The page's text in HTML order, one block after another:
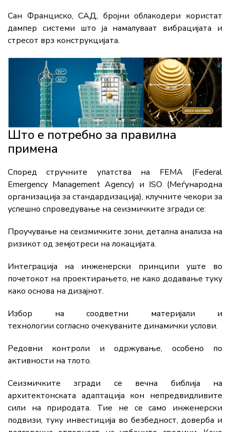
Сан Франциско, САД, бројни облакодери користат
дампер системи што ја намалуваат вибрацијата и
стресот врз конструкцијата.
Што е потребно за правилна
примена
Според стручните упатства на FEMA (Federal
Emergency Management Agency) и ISO (Меѓународна
организација за стандардизација), клучните чекори за
успешно спроведување на сеизмичките згради се:
Проучување на сеизмичките зони, детална анализа на
ризикот од земјотреси на локацијата.
Интеграција на инженерски принципи уште во
почетокот на проектирањето, не како додавање туку
како основа на дизајнот.
Избор на соодветни материјали и
технологии согласно очекуваните динамички услови.
Редовни контроли и одржување, особено по
активности на тлото.
Сеизмичките згради се вечна библија на
архитектонската адаптација кон непредвидливите
сили на природата. Тие не се само инженерски
подвизи, туку инвестиција во безбедност, доверба и